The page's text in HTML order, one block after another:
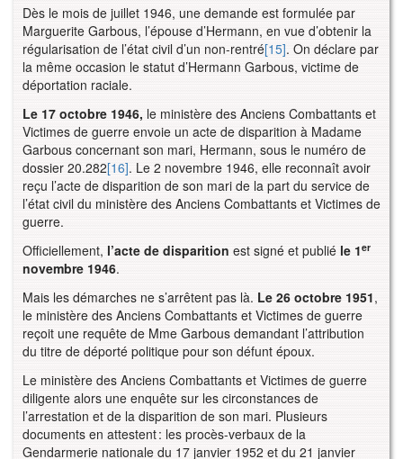
Dès le mois de juillet 1946, une demande est formulée par
Marguerite Garbous, l’épouse d’Hermann, en vue d’obtenir la
régularisation de l’état civil d’un non-rentré[15]. On déclare par
la même occasion le statut d’Hermann Garbous, victime de
déportation raciale.
Le 17 octobre 1946, le ministère des Anciens Combattants et
Victimes de guerre envoie un acte de disparition à Madame
Garbous concernant son mari, Hermann, sous le numéro de
dossier 20.282[16]. Le 2 novembre 1946, elle reconnaît avoir
reçu l’acte de disparition de son mari de la part du service de
l’état civil du ministère des Anciens Combattants et Victimes de
guerre.
Officiellement, l’acte de disparition est signé et publié le 1er
novembre 1946.
Mais les démarches ne s’arrêtent pas là. Le 26 octobre 1951,
le ministère des Anciens Combattants et Victimes de guerre
reçoit une requête de Mme Garbous demandant l’attribution
du titre de déporté politique pour son défunt époux.
Le ministère des Anciens Combattants et Victimes de guerre
diligente alors une enquête sur les circonstances de
l’arrestation et de la disparition de son mari. Plusieurs
documents en attestent : les procès-verbaux de la
Gendarmerie nationale du 17 janvier 1952 et du 21 janvier